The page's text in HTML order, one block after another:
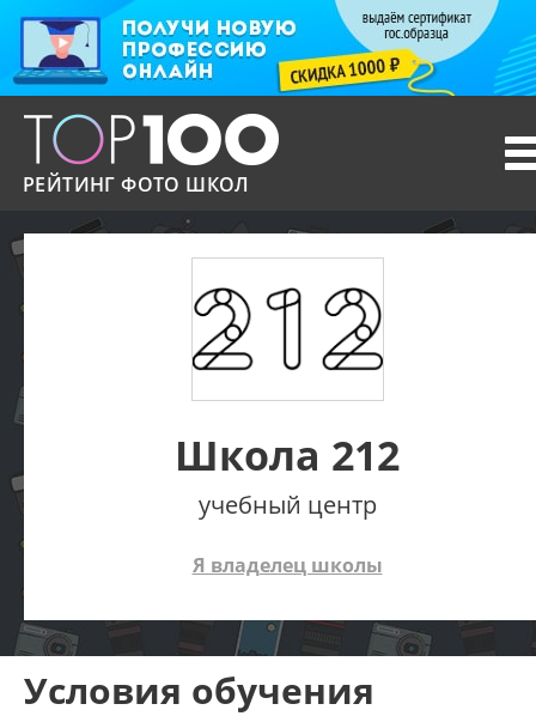
РЕЙТИНГ ФОТО ШКОЛ
Школа 212
учебный центр
Я владелец школы
Условия обучения